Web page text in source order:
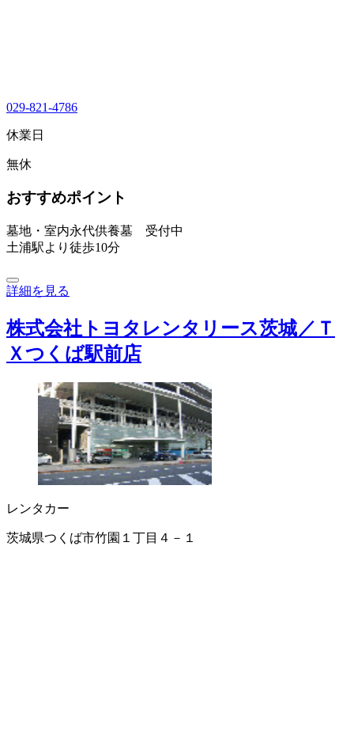
029-821-4786
休業日
無休
おすすめポイント
墓地・室内永代供養墓 受付中
土浦駅より徒歩10分
詳細を見る
株式会社トヨタレンタリース茨城／Ｔ
Ｘつくば駅前店
レンタカー
茨城県つくば市竹園１丁目４－１